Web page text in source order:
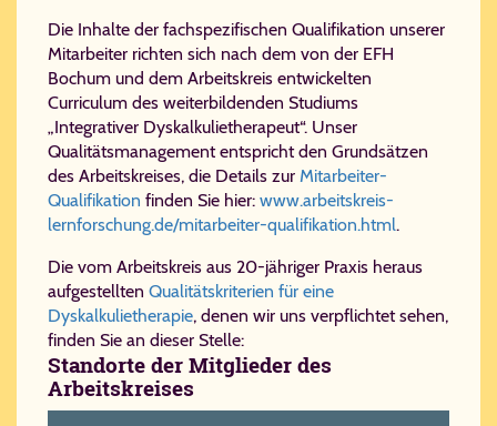
Die Inhalte der fachspezifischen Qualifikation unserer
Mitarbeiter richten sich nach dem von der EFH
Bochum und dem Arbeitskreis entwickelten
Curriculum des weiterbildenden Studiums
„Integrativer Dyskalkulietherapeut“. Unser
Qualitätsmanagement entspricht den Grundsätzen
des Arbeitskreises, die Details zur Mitarbeiter-
Qualifikation finden Sie hier: www.arbeitskreis-
lernforschung.de/mitarbeiter-qualifikation.html.
Die vom Arbeitskreis aus 20-jähriger Praxis heraus
aufgestellten Qualitätskriterien für eine
Dyskalkulietherapie, denen wir uns verpflichtet sehen,
finden Sie an dieser Stelle:
Standorte der Mitglieder des
Arbeitskreises